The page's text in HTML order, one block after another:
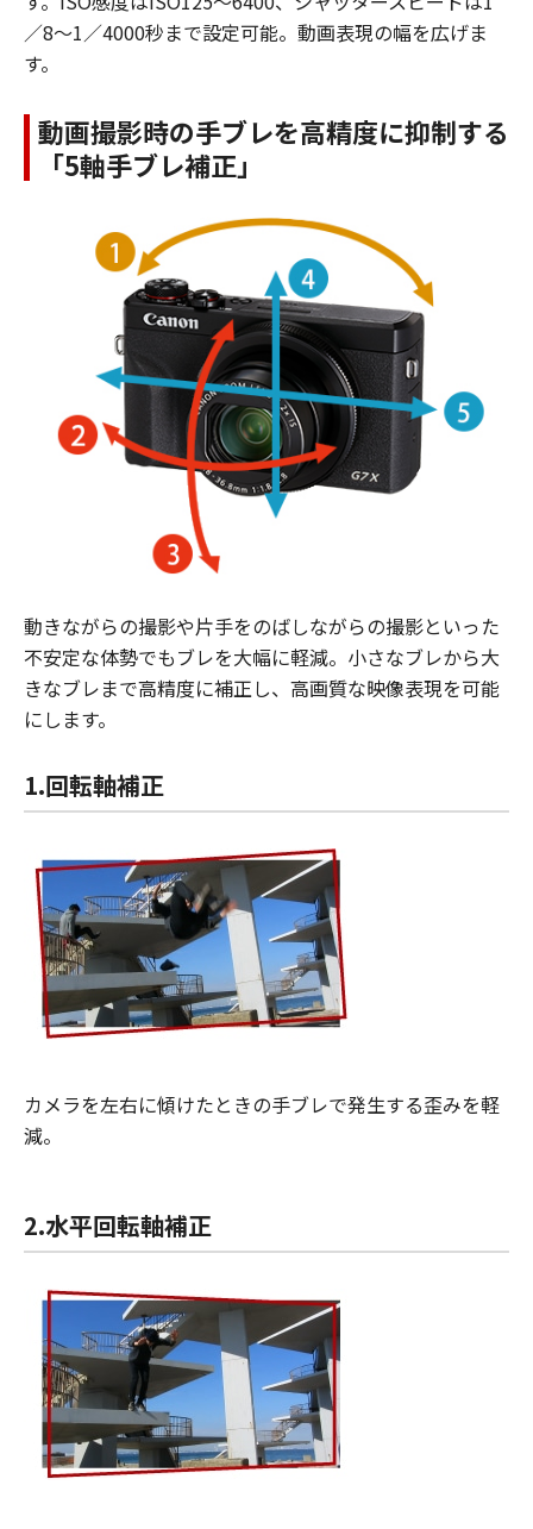
／8～1／4000秒まで設定可能。動画表現の幅を広げま
す。
動画撮影時の手ブレを高精度に抑制する
「5軸手ブレ補正」
動きながらの撮影や片手をのばしながらの撮影といった
不安定な体勢でもブレを大幅に軽減。小さなブレから大
きなブレまで高精度に補正し、高画質な映像表現を可能
にします。
1.回転軸補正
カメラを左右に傾けたときの手ブレで発生する歪みを軽
減。
2.水平回転軸補正